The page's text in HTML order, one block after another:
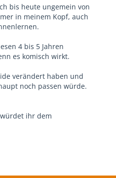
bis heute ungemein von
in meinem Kopf, auch
4 bis 5 Jahren
es komisch wirkt.
verändert haben und
noch passen würde.
ihr dem